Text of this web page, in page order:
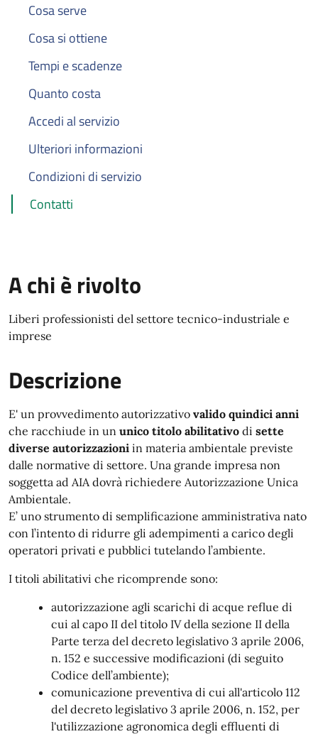
Cosa serve
Cosa si ottiene
Tempi e scadenze
Quanto costa
Accedi al servizio
Ulteriori informazioni
Condizioni di servizio
Contatti
A chi è rivolto
Liberi professionisti del settore tecnico-industriale e
imprese
Descrizione
E' un provvedimento autorizzativo valido quindici anni
che racchiude in un unico titolo abilitativo di sette
diverse autorizzazioni in materia ambientale previste
dalle normative di settore. Una grande impresa non
soggetta ad AIA dovrà richiedere Autorizzazione Unica
Ambientale.
E’ uno strumento di semplificazione amministrativa nato
con l’intento di ridurre gli adempimenti a carico degli
operatori privati e pubblici tutelando l’ambiente.
I titoli abilitativi che ricomprende sono:
autorizzazione agli scarichi di acque reflue di
cui al capo II del titolo IV della sezione II della
Parte terza del decreto legislativo 3 aprile 2006,
n. 152 e successive modificazioni (di seguito
Codice dell’ambiente);
comunicazione preventiva di cui all'articolo 112
del decreto legislativo 3 aprile 2006, n. 152, per
l'utilizzazione agronomica degli effluenti di